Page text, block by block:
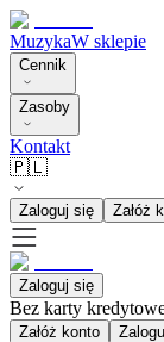
MuzykaW sklepie
Cennik
Zasoby
Kontakt
🇵🇱
Zaloguj się Załóż
Zaloguj się
Bez karty
Załóż konto